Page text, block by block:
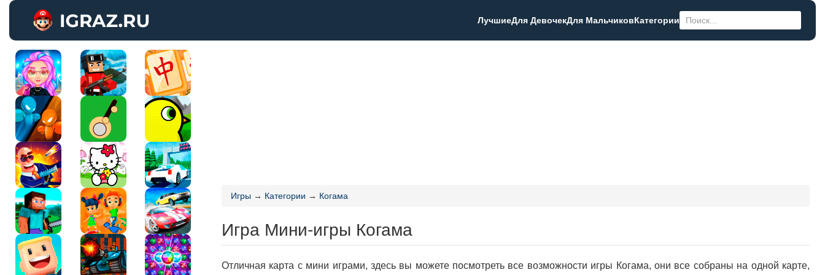
ЛучшиеДля ДевочекДля МальчиковКатегории
Игры → Категории → Когама
Игра Мини-игры Когама
Отличная карта с мини играми, здесь вы можете посмотреть все возможности игры Когама, они все собраны на одной карте,